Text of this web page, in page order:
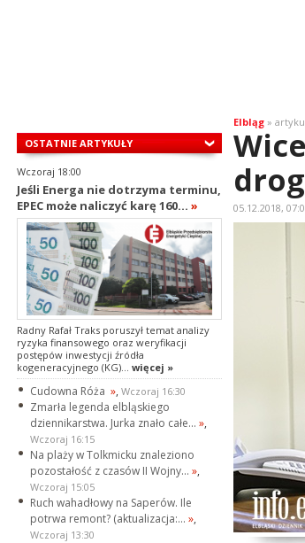
OSTATNIE ARTYKUŁY
Wczoraj 18:00
Jeśli Energa nie dotrzyma terminu,
EPEC może naliczyć karę 160... »
Radny Rafał Traks poruszył temat analizy
ryzyka finansowego oraz weryfikacji
postępów inwestycji źródła
kogeneracyjnego (KG)... więcej »
Cudowna Róża », Wczoraj 16:30
Zmarła legenda elbląskiego
dziennikarstwa. Jurka znało całe... »,
Wczoraj 16:15
Na plaży w Tolkmicku znaleziono
pozostałość z czasów II Wojny... »,
Wczoraj 15:05
Ruch wahadłowy na Saperów. Ile
potrwa remont? (aktualizacja:... »,
Wczoraj 13:30
Elbląg»
05.12.2018,